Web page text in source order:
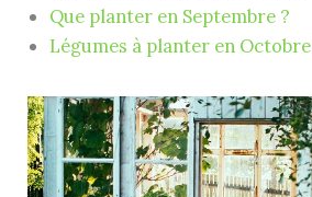
Que planter en Septembre ?
Légumes à planter en Octobre